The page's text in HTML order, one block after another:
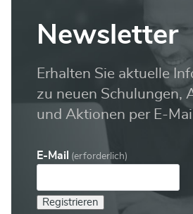
Newsletter
Erhalten Sie aktuelle
zu neuen Schulungen,
und Aktionen per E-
E-Mail (erforderlich)
Registrieren